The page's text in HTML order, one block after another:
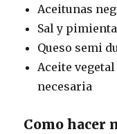
Aceitunas
Sal y
Queso semi
Aceite
necesaria
Como hacer